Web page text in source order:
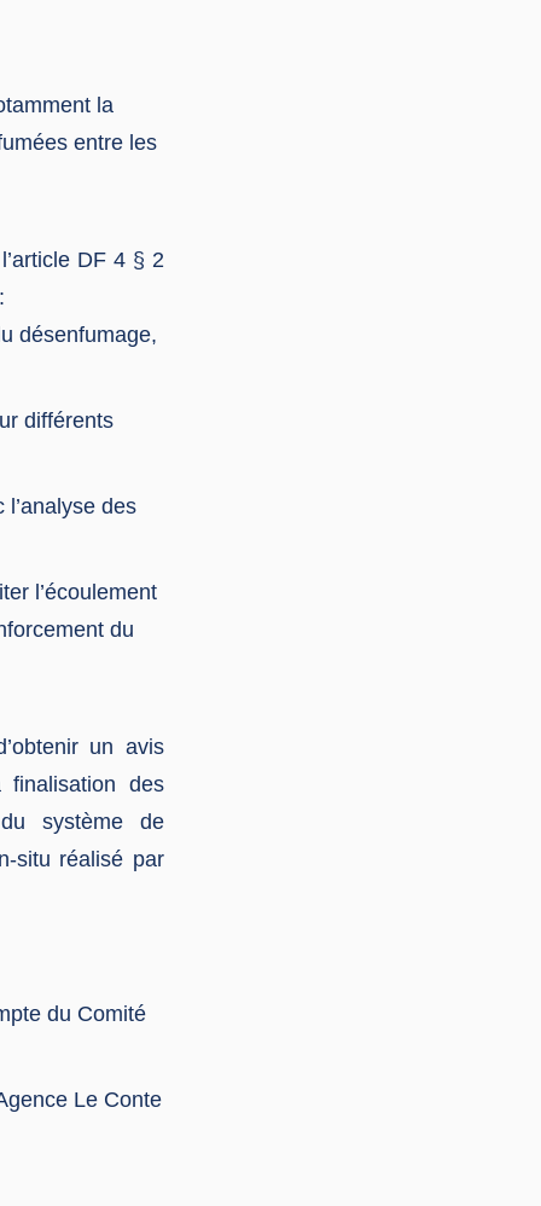
la
entre les
DF 4 § 2
désenfumage,
différents
des
l’écoulement
du
un avis
des
système de
situ réalisé par
du Comité
Le Conte